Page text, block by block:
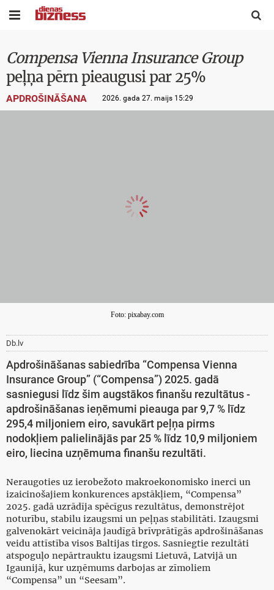
 
Compensa Vienna Insurance Group
peļņa pērn pieaugusi par 25%
APDROŠINĀŠANA 2026. gada 27. maijs 15:29
Foto: pixabay.com
Db.lv
Apdrošināšanas sabiedrība “Compensa Vienna
Insurance Group” (“Compensa”) 2025. gadā
sasniegusi līdz šim augstākos finanšu rezultātus -
apdrošināšanas ieņēmumi pieauga par 9,7 % līdz
295,4 miljoniem eiro, savukārt peļņa pirms
nodokļiem palielinājās par 25 % līdz 10,9 miljoniem
eiro, liecina uzņēmuma finanšu rezultāti.
Neraugoties uz ierobežoto makroekonomisko inerci un
izaicinošajiem konkurences apstākļiem, “Compensa”
2025. gadā uzrādīja spēcīgus rezultātus, demonstrējot
noturību, stabilu izaugsmi un peļņas stabilitāti. Izaugsmi
galvenokārt veicināja jaudīgā brīvprātīgās apdrošināšanas
veidu attīstība visos Baltijas tirgos. Sasniegtie rezultāti
atspoguļo nepārtrauktu izaugsmi Lietuvā, Latvijā un
Igaunijā, kur uzņēmums darbojas ar zīmoliem
“Compensa” un “Seesam”.